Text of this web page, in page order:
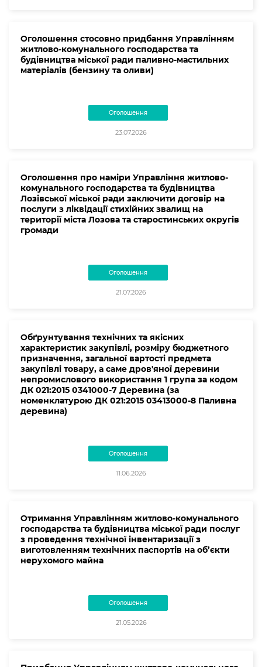
Оголошення стосовно придбання Управлінням
житлово-комунального господарства та
будівництва міської ради паливно-мастильних
матеріалів (бензину та оливи)
Оголошення
23.07.2026
Оголошення про наміри Управління житлово-
комунального господарства та будівництва
Лозівської міської ради заключити договір на
послуги з ліквідації стихійних звалищ на
території міста Лозова та старостинських округів
громади
Оголошення
21.07.2026
Обґрунтування технічних та якісних
характеристик закупівлі, розміру бюджетного
призначення, загальної вартості предмета
закупівлі товару, а саме дров'яної деревини
непромислового використання 1 група за кодом
ДК 021:2015 0341000-7 Деревина (за
номенклатурою ДК 021:2015 03413000-8 Паливна
деревина)
Оголошення
11.06.2026
Отримання Управлінням житлово-комунального
господарства та будівництва міської ради послуг
з проведення технічної інвентаризації з
виготовленням технічних паспортів на об’єкти
нерухомого майна
Оголошення
21.05.2026